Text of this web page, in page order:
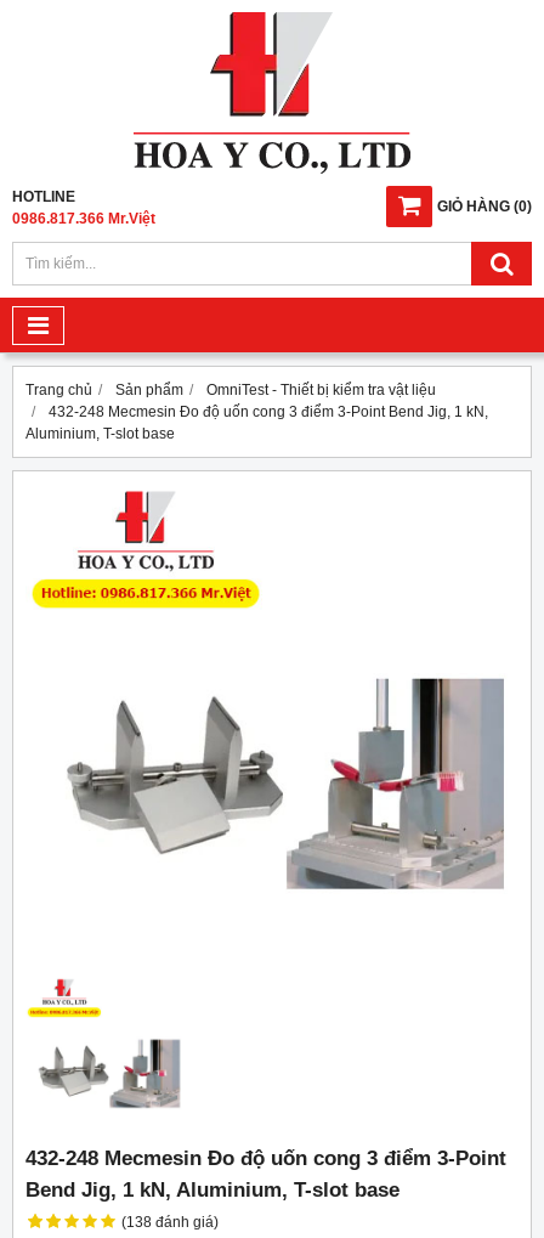
GIỎ HÀNG (0)
HOTLINE
0986.817.366 Mr.Việt
Trang chủ Sản phẩm
OmniTest - Thiết bị kiểm tra vật liệu
432-248 Mecmesin Đo độ uốn cong 3 điểm 3-Point Bend Jig, 1 kN,
Aluminium, T-slot base
432-248 Mecmesin Đo độ uốn cong 3 điểm 3-Point
Bend Jig, 1 kN, Aluminium, T-slot base
(138 đánh giá)